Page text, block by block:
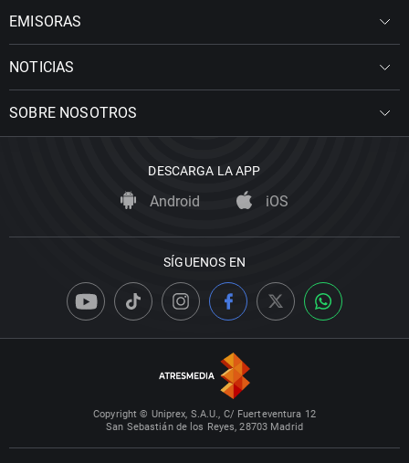
EMISORAS
NOTICIAS
SOBRE NOSOTROS
DESCARGA LA APP
Android iOS
SÍGUENOS EN
Copyright © Uniprex, S.A.U., C/ Fuerteventura 12
San Sebastián de los Reyes, 28703 Madrid